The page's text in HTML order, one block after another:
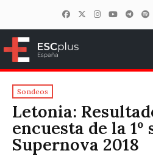
ESCplus España
Sondeos
Letonia:
encuesta de la
Supernova 2018